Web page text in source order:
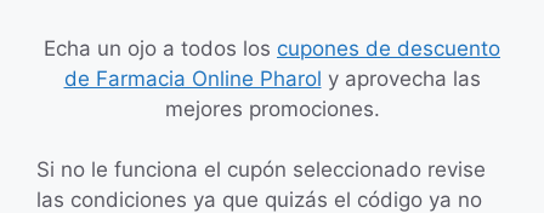
Echa un ojo a todos los cupones de descuento
de Farmacia Online Pharol y aprovecha las
mejores promociones.
Si no le funciona el cupón seleccionado revise
las condiciones ya que quizás el código ya no